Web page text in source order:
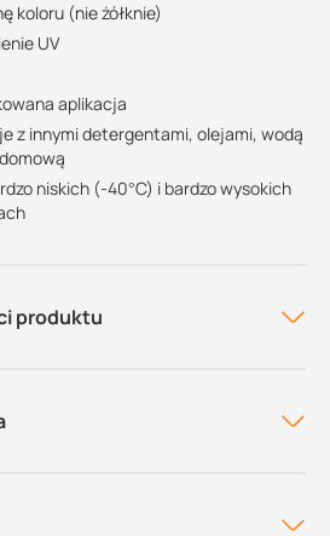
koloru (nie żółknie)
UV
aplikacja
z innymi detergentami, olejami, wodą
niskich (-40°C) i bardzo wysokich
produktu